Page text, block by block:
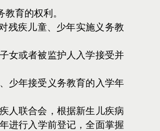
育的权利。
残疾儿童、少年实施义务教
女或者被监护人入学接受并
少年接受义务教育的入学年
人联合会，根据新生儿疾病
进行入学前登记，全面掌握